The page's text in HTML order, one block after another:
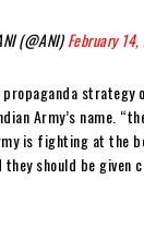
(@ANI)February
strategy
Army’s name.
is fighting at the
they should be